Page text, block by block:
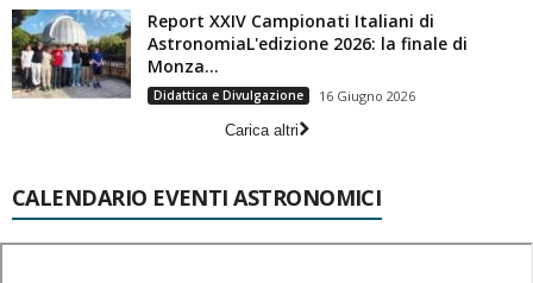
Report XXIV Campionati Italiani di
AstronomiaL'edizione 2026: la finale di
Monza...
Didattica e Divulgazione
16 Giugno 2026
Carica altri
CALENDARIO EVENTI ASTRONOMICI